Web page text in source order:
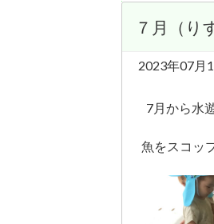
７月（り
2023年07月
7月から水
魚をスコッ